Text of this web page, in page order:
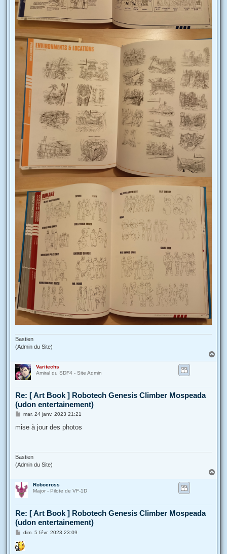
Bastien
(Admin du Site)
a
Varitechs
Amiral du SDF4 - Site Admin
Re: [ Art Book ] Robotech Genesis Climber Mospeada
(udon entertainement)
M
s
mar. 24 janv. 2023 21:21
mise à jour des photos
Bastien
(Admin du Site)
a
Robocross
Major - Pilote de VF-1D
Re: [ Art Book ] Robotech Genesis Climber Mospeada
(udon entertainement)
M
s
s
dim. 5 févr. 2023 23:09